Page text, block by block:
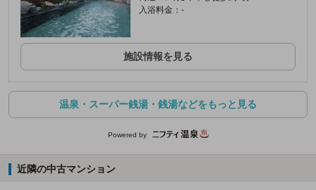
入浴料金：-
施設情報を見る
温泉・スーパー銭湯・銭湯などをもっと見る
Powered by
近隣の中古マンション